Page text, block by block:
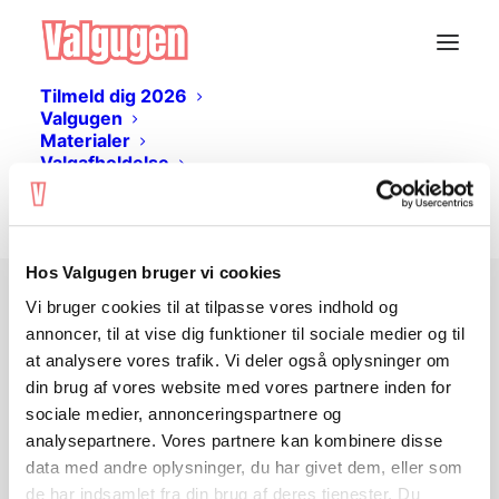
Hos Valgugen bruger vi cookies
Vi bruger cookies til at tilpasse vores indhold og
annoncer, til at vise dig funktioner til sociale medier og til
at analysere vores trafik. Vi deler også oplysninger om
din brug af vores website med vores partnere inden for
sociale medier, annonceringspartnere og
analysepartnere. Vores partnere kan kombinere disse
data med andre oplysninger, du har givet dem, eller som
de har indsamlet fra din brug af deres tjenester. Du
Tilmeld dig 2026
Valgugen
Materialer
Valgafholdelse
Livestream
Log ind
Ingen adgang?
Undervisningsmaterialet er gratis og kan
hentes her på siden. Du skallogge ind
elleroprette en brugerfor at tilgå
materialet.